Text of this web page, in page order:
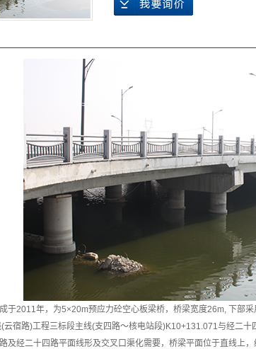
于2011年，为5×20m预应力砼空心板梁桥，桥梁宽度26m, 下部
宿路)工程三标段主线(支四路〜核电站段)K10+131.071与经二十
及经二十四路平面线形及交叉口渠化需要，桥梁平面位于直线上